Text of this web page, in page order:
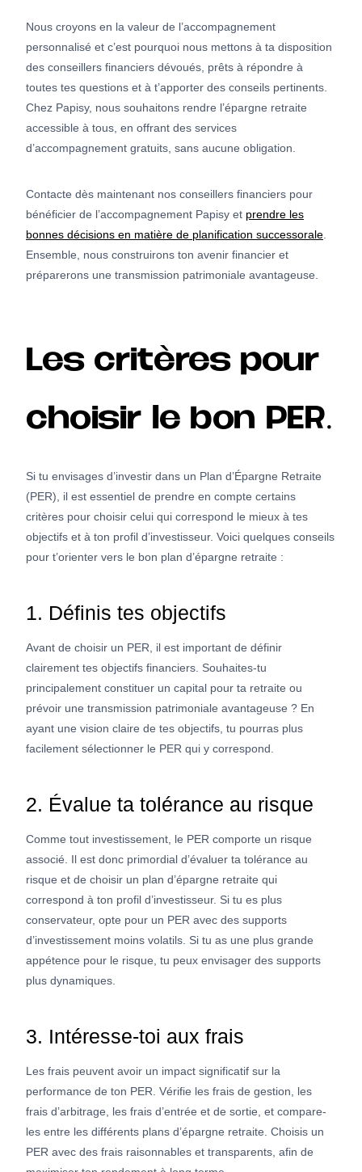
Nous croyons en la valeur de l’accompagnement
personnalisé et c’est pourquoi nous mettons à ta disposition
des conseillers financiers dévoués, prêts à répondre à
toutes tes questions et à t’apporter des conseils pertinents.
Chez Papisy, nous souhaitons rendre l’épargne retraite
accessible à tous, en offrant des services
d’accompagnement gratuits, sans aucune obligation.
Contacte dès maintenant nos conseillers financiers pour
bénéficier de l’accompagnement Papisy et prendre les
bonnes décisions en matière de planification successorale
Ensemble, nous construirons ton avenir financier et
préparerons une transmission patrimoniale avantageuse.
Les critères pour
choisir le bon PER.
Si tu envisages d’investir dans un Plan d’Épargne Retraite
(PER), il est essentiel de prendre en compte certains
critères pour choisir celui qui correspond le mieux à tes
objectifs et à ton profil d’investisseur. Voici quelques conseils
pour t’orienter vers le bon plan d’épargne retraite :
1. Définis tes objectifs
Avant de choisir un PER, il est important de définir
clairement tes objectifs financiers. Souhaites-tu
principalement constituer un capital pour ta retraite ou
prévoir une transmission patrimoniale avantageuse ? En
ayant une vision claire de tes objectifs, tu pourras plus
facilement sélectionner le PER qui y correspond.
2. Évalue ta tolérance au risque
Comme tout investissement, le PER comporte un risque
associé. Il est donc primordial d’évaluer ta tolérance au
risque et de choisir un plan d’épargne retraite qui
correspond à ton profil d’investisseur. Si tu es plus
conservateur, opte pour un PER avec des supports
d’investissement moins volatils. Si tu as une plus grande
appétence pour le risque, tu peux envisager des supports
plus dynamiques.
3. Intéresse-toi aux frais
Les frais peuvent avoir un impact significatif sur la
performance de ton PER. Vérifie les frais de gestion, les
frais d’arbitrage, les frais d’entrée et de sortie, et compare-
les entre les différents plans d’épargne retraite. Choisis un
PER avec des frais raisonnables et transparents, afin de